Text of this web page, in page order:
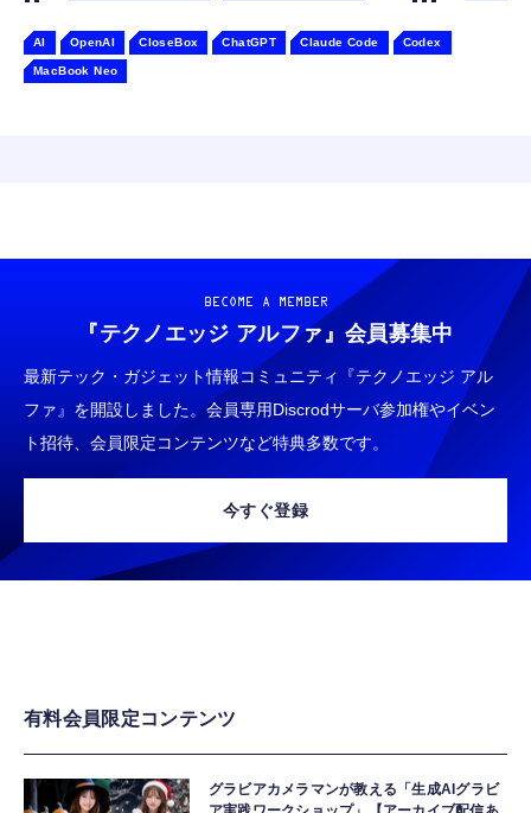
AI OpenAI CloseBox ChatGPT Claude Code Codex
MacBook Neo
BECOME A MEMBER
『テクノエッジ アルファ』 会員募集中
最新テック・ガジェット情報コミュニティ『テクノエッジ アル
ファ』を開設しました。会員専用Discrodサーバ参加権やイベン
ト招待、会員限定コンテンツなど特典多数です。
今すぐ登録
有料会員限定コンテンツ
グラビアカメラマンが教える「生成AIグラビ